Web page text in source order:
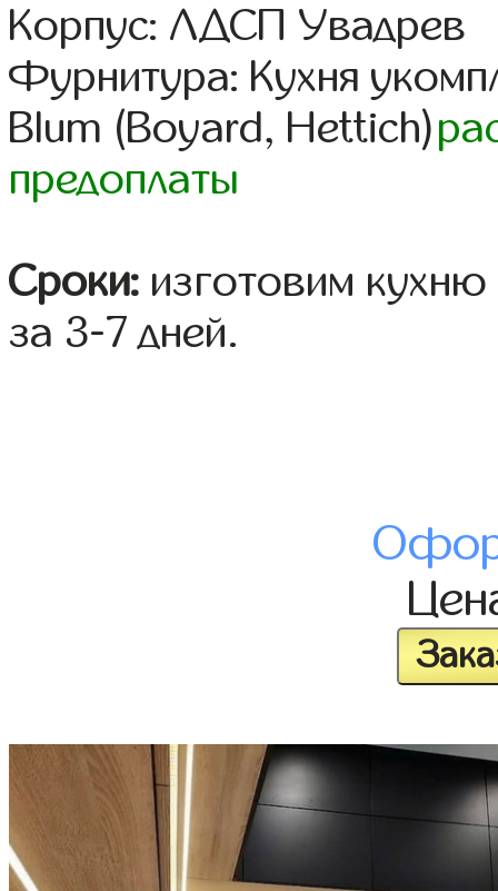
Корпус: ЛДСП Увадрев
Фурнитура: Кухня
Blum (Boyard, Hettich)
предоплаты
Сроки: изготовим
за 3-7 дней.